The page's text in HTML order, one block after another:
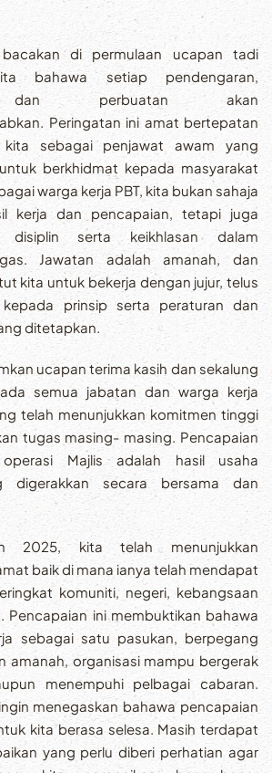
di permulaan ucapan tadi
bahawa setiap pendengaran,
dan perbuatan akan
Peringatan ini amat bertepatan
sebagai penjawat awam yang
berkhidmat kepada masyarakat
warga kerja PBT, kita bukan sahaja
kerja dan pencapaian, tetapi juga
disiplin serta keikhlasan dalam
Jawatan adalah amanah, dan
kita untuk bekerja dengan jujur, telus
prinsip serta peraturan dan
ditetapkan.
ucapan terima kasih dan sekalung
semua jabatan dan warga kerja
telah menunjukkan komitmen tinggi
tugas masing- masing. Pencapaian
Majlis adalah hasil usaha
digerakkan secara bersama dan
2025, kita telah menunjukkan
baik di mana ianya telah mendapat
komuniti, negeri, kebangsaan
Pencapaian ini membuktikan bahawa
sebagai satu pasukan, berpegang
amanah, organisasi mampu bergerak
menempuhi pelbagai cabaran.
menegaskan bahawa pencapaian
kita berasa selesa. Masih terdapat
yang perlu diberi perhatian agar